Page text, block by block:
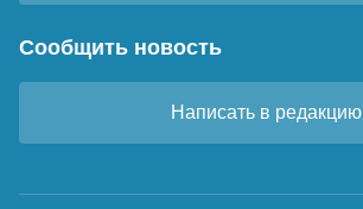
Сообщить новость
Написать в редакцию